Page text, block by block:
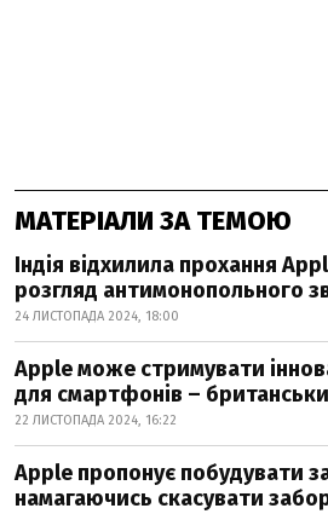
МАТЕРІАЛИ ЗА ТЕМОЮ
Індія відхилила прохання
розгляд антимонопольного
24 ЛИСТОПАДА 2024, 18:00
Apple може стримувати
для смартфонів –
22 ЛИСТОПАДА 2024, 16:22
Apple пропонує побудувати
намагаючись скасувати